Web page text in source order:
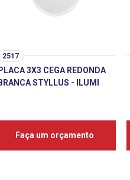
2517
PLACA 3X3 CEGA REDONDA
BRANCA STYLLUS - ILUMI
Faça um orçamento